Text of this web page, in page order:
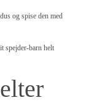
og spise den med
spejder-barn helt